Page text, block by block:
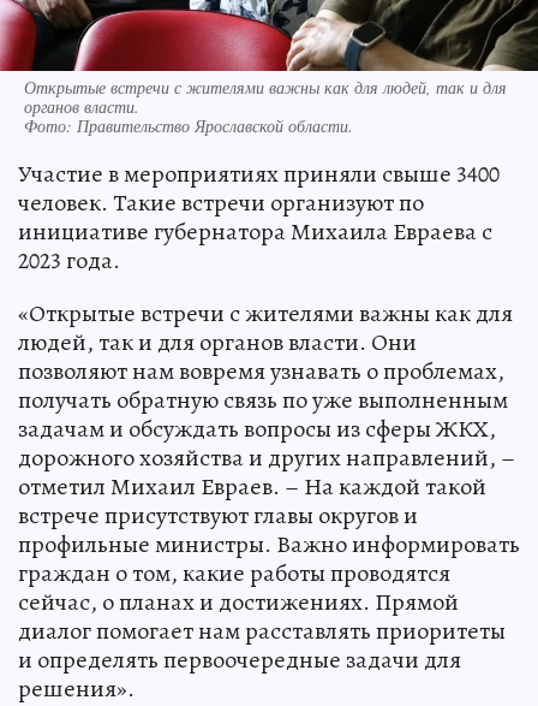
Открытые встречи с жителями важны как для людей, так и для
органов власти.
Фото: Правительство Ярославской области.
Участие в мероприятиях приняли свыше 3400
человек. Такие встречи организуют по
инициативе губернатора Михаила Евраева с
2023 года.
«Открытые встречи с жителями важны как для
людей, так и для органов власти. Они
позволяют нам вовремя узнавать о проблемах,
получать обратную связь по уже выполненным
задачам и обсуждать вопросы из сферы ЖКХ,
дорожного хозяйства и других направлений, –
отметил Михаил Евраев. – На каждой такой
встрече присутствуют главы округов и
профильные министры. Важно информировать
граждан о том, какие работы проводятся
сейчас, о планах и достижениях. Прямой
диалог помогает нам расставлять приоритеты
и определять первоочередные задачи для
решения».